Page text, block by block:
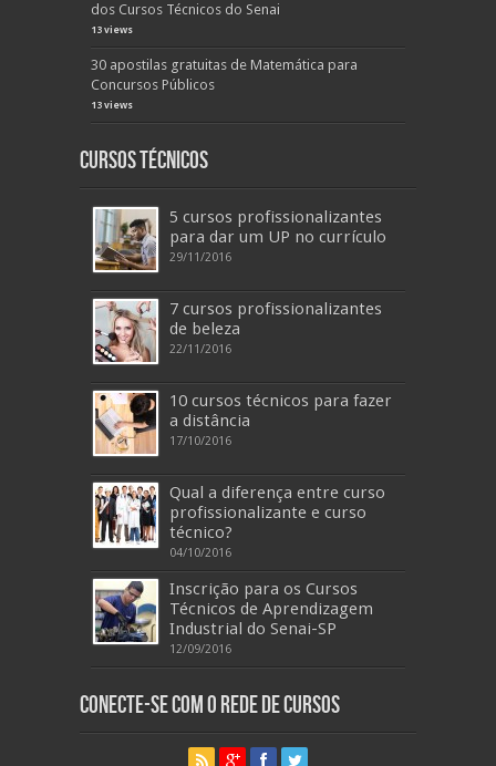
dos Cursos Técnicos do Senai
13 views
30 apostilas gratuitas de Matemática para
Concursos Públicos
13 views
Cursos Técnicos
5 cursos profissionalizantes
para dar um UP no currículo
29/11/2016
7 cursos profissionalizantes
de beleza
22/11/2016
10 cursos técnicos para fazer
a distância
17/10/2016
Qual a diferença entre curso
profissionalizante e curso
técnico?
04/10/2016
Inscrição para os Cursos
Técnicos de Aprendizagem
Industrial do Senai-SP
12/09/2016
Conecte-se com o Rede de Cursos